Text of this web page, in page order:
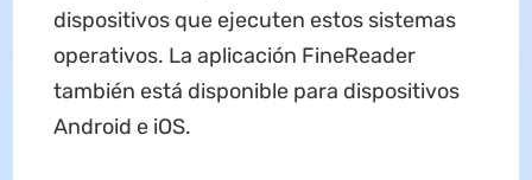
dispositivos que ejecuten estos sistemas
operativos. La aplicación FineReader
también está disponible para dispositivos
Android e iOS.